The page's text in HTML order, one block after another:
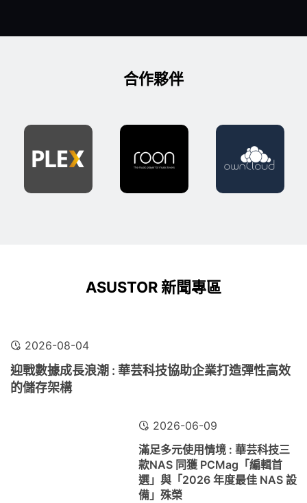
合作夥伴
ASUSTOR 新聞專區
2026-08-04
迎戰數據成長浪潮 : 華芸科技協助企業打造彈性高效
的儲存架構
2026-06-09
滿足多元使用情境 : 華芸科技三
款NAS 同獲 PCMag「編輯首
選」與「2026 年度最佳 NAS 設
備」殊榮